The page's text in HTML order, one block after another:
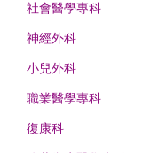
社會醫學專科
神經外科
小兒外科
職業醫學專科
復康科